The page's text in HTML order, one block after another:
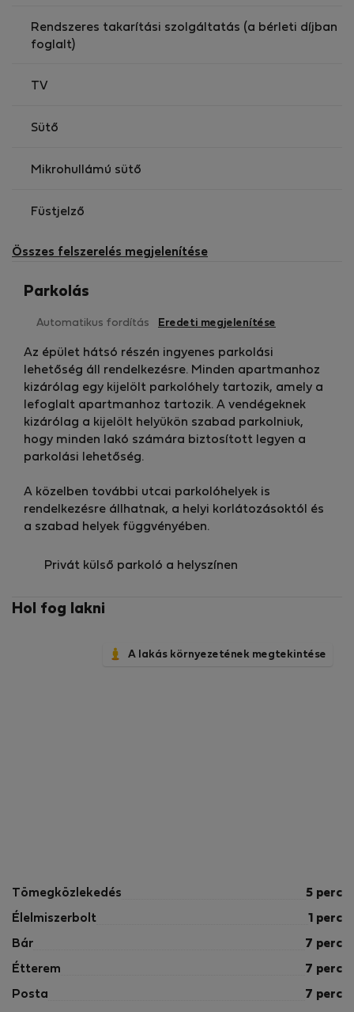
Rendszeres takarítási szolgáltatás (a bérleti díjban
foglalt)
TV
Sütő
Mikrohullámú sütő
Füstjelző
Összes felszerelés megjelenítése
Parkolás
Automatikus fordítás Eredeti megjelenítése
Az épület hátsó részén ingyenes parkolási
lehetőség áll rendelkezésre. Minden apartmanhoz
kizárólag egy kijelölt parkolóhely tartozik, amely a
lefoglalt apartmanhoz tartozik. A vendégeknek
kizárólag a kijelölt helyükön szabad parkolniuk,
hogy minden lakó számára biztosított legyen a
parkolási lehetőség.
A közelben további utcai parkolóhelyek is
rendelkezésre állhatnak, a helyi korlátozásoktól és
a szabad helyek függvényében.
Privát külső parkoló a helyszínen
Hol fog lakni
A lakás környezetének megtekintése
Tömegközlekedés 5 perc
Élelmiszerbolt 1 perc
Bár 7 perc
Étterem 7 perc
Posta 7 perc